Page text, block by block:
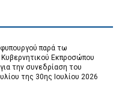
παρά τω
Εκπροσώπου
την συνεδρίαση του
της 30ης Ιουλίου 2026